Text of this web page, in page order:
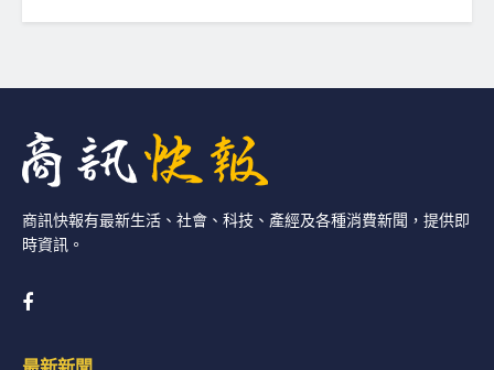
商訊快報有最新生活、社會、科技、產經及各種消費新聞，提供即
時資訊。